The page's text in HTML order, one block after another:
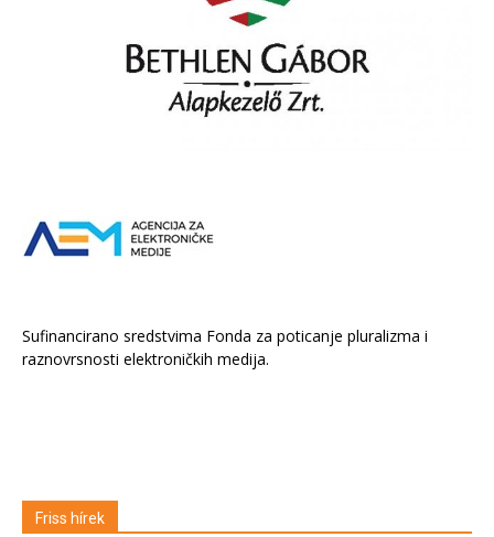
Sufinancirano sredstvima Fonda za poticanje pluralizma i
raznovrsnosti elektroničkih medija.
Friss hírek